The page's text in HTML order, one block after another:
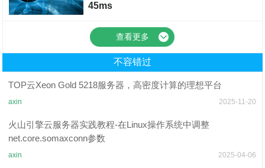
45ms
查看更多
不容错过
TOP云Xeon Gold 5218服务器，高密度计算的理想平台
axin 2025-11-20
火山引擎云服务器实践教程-在Linux操作系统中调整
net.core.somaxconn参数
axin 2025-04-06